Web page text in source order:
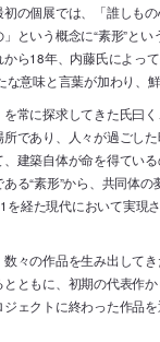
の個展では、「誰しも
という概念に“素形”と
ら18年、内藤氏によっ
な意味と言葉が加わり、
を常に探求してきた氏曰
であり、人々が過ごし
、建築自体が命を得てい
る“素形”から、共同体
を経た現代において実現
々の作品を生み出して
ともに、初期の代表作
ジェクトに終わった作品